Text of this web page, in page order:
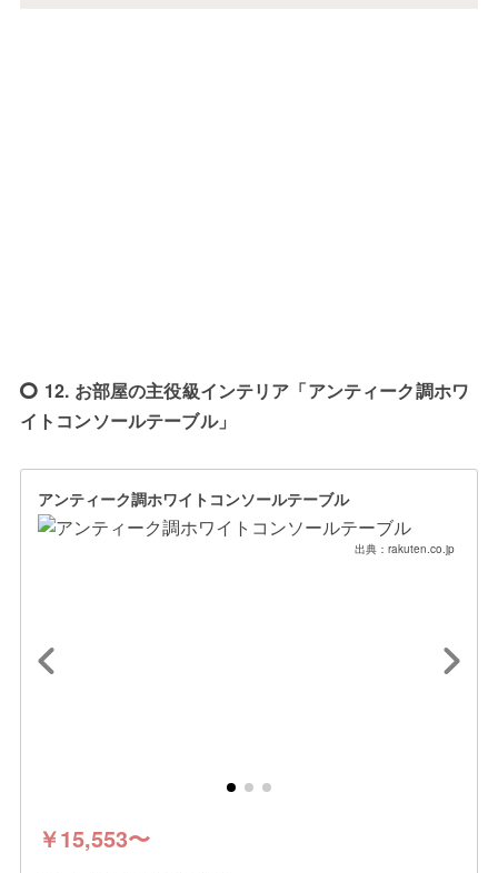
12. お部屋の主役級インテリア「アンティーク調ホワ
イトコンソールテーブル」
アンティーク調ホワイトコンソールテーブル
出典：rakuten.co.jp
￥15,553〜